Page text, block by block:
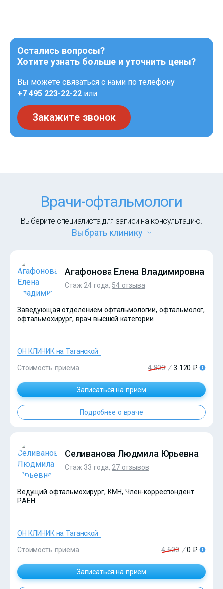
Остались вопросы?
Хотите узнать больше и уточнить цены?
Вы можете связаться с нами по телефону
+7 495 223-22-22 или
Закажите звонок
Врачи-офтальмологи
Выберите специалиста для записи на консультацию.
Выбрать клинику
Агафонова Елена Владимировна
Стаж 24 года, 54 отзыва
Заведующая отделением офтальмологии, офтальмолог,
офтальмохирург, врач высшей категории
ОН КЛИНИК на Таганской
Стоимость приема 4 800 / 3 120 ₽
Записаться на прием
Подробнее о враче
?>
Селиванова Людмила Юрьевна
Стаж 33 года,27 отзывов
Ведущий офтальмохирург, КМН, Член-корреспондент
РАЕН
ОН КЛИНИК на Таганской
Стоимость приема 4 600 / 0 ₽
Записаться на прием